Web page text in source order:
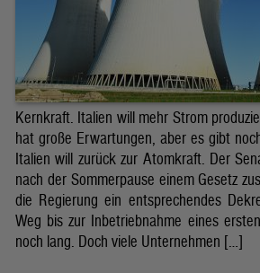
Kernkraft. Italien will mehr Strom
hat große Erwartungen, aber es gibt
Italien will zurück zur Atomkraft. Der
nach der Sommerpause einem Gesetz
die Regierung ein entsprechendes
Weg bis zur Inbetriebnahme eines
noch lang. Doch viele Unternehmen […]